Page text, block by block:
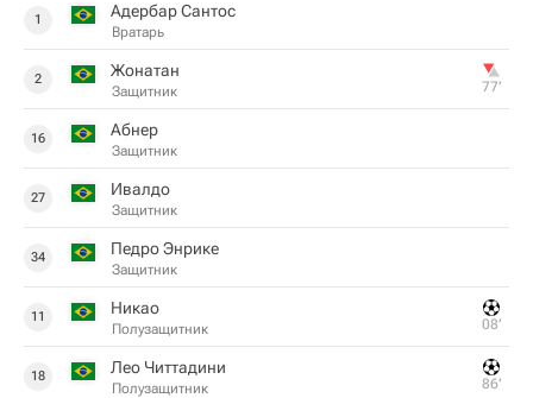
1 Адербар Сантос
Вратарь
2 Жонатан
Защитник 77‎’‎
16 Абнер
Защитник
27 Ивалдо
Защитник
34 Педро Энрике
Защитник
11 Никао
Полузащитник 08‎’‎
18 Лео Читтадини
Полузащитник 86‎’‎